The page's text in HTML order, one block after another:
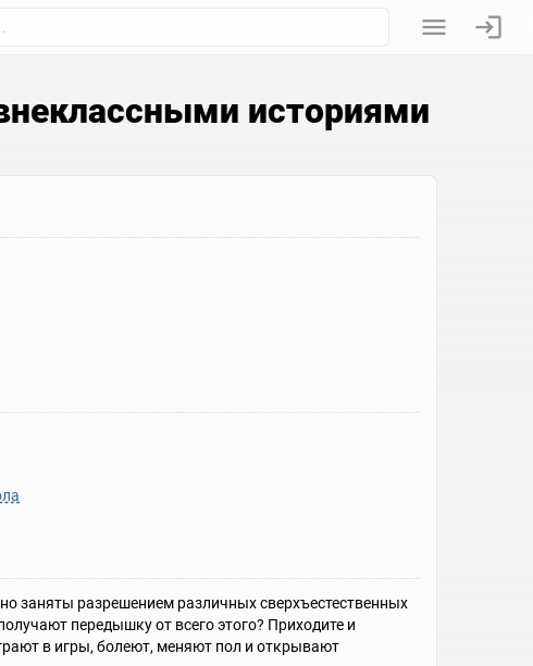
историями
заняты разрешением различных сверхъестественных
передышку от всего этого? Приходите и
в игры, болеют, меняют пол и открывают